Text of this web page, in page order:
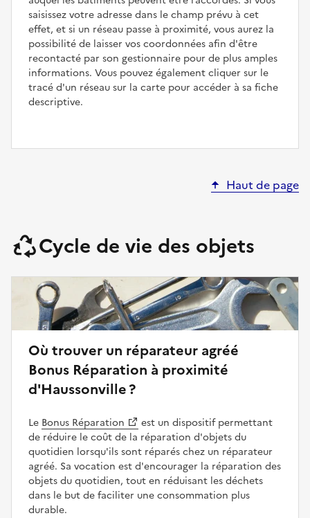
saisissez votre adresse dans le champ prévu à cet
effet, et si un réseau passe à proximité, vous aurez la
possibilité de laisser vos coordonnées afin d'être
recontacté par son gestionnaire pour de plus amples
informations. Vous pouvez également cliquer sur le
tracé d'un réseau sur la carte pour accéder à sa fiche
descriptive.
Haut de page
Cycle de vie des objets
Où trouver un réparateur agréé
Bonus Réparation à proximité
d'Haussonville ?
Le Bonus Réparation
est un dispositif permettant
de réduire le coût de la réparation d'objets du
quotidien lorsqu'ils sont réparés chez un réparateur
agréé. Sa vocation est d'encourager la réparation des
objets du quotidien, tout en réduisant les déchets
dans le but de faciliter une consommation plus
durable.